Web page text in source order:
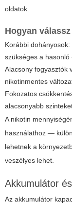
oldatok.
Hogyan
Korábbi
szükséges a hasonló
Alacsony fogyasztók
nikotinmentes
Fokozatos
alacsonyabb
A nikotin
használathoz —
lehetnek a
veszélyes lehet.
Akkumulátor
Az akkumulátor